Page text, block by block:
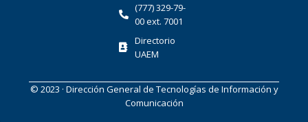
(777) 329-79-
00 ext. 7001
Directorio
UAEM
© 2023 · Dirección General de Tecnologías de Información y
Comunicación